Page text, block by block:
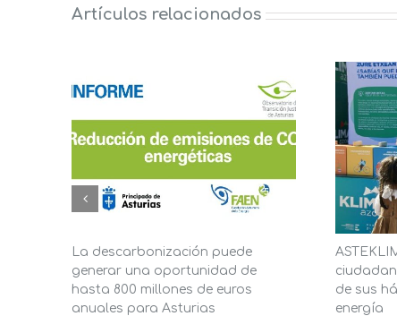
Artículos relacionados
La descarbonización puede
generar una oportunidad de
hasta 800 millones de euros
anuales para Asturias
de sus
energía